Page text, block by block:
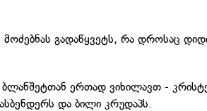
მოძებნას გადაწყვეტს, რა დროსაც
ერთად ვიხილავთ -
და ბილი კრუდაპს.